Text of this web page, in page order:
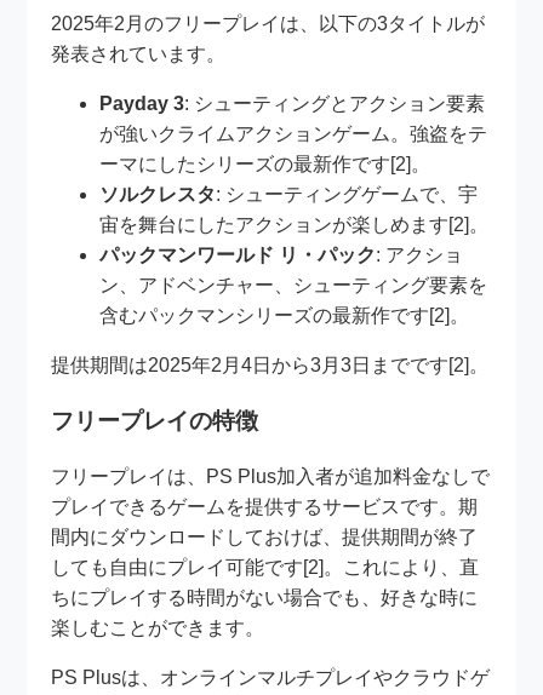
2025年2月のフリープレイは、以下の3タイトルが
発表されています。
Payday 3: シューティングとアクション要素
が強いクライムアクションゲーム。強盗をテ
ーマにしたシリーズの最新作です[2]。
ソルクレスタ: シューティングゲームで、宇
宙を舞台にしたアクションが楽しめます[2]。
パックマンワールド リ・パック: アクショ
ン、アドベンチャー、シューティング要素を
含むパックマンシリーズの最新作です[2]。
提供期間は2025年2月4日から3月3日までです[2]。
フリープレイの特徴
フリープレイは、PS Plus加入者が追加料金なしで
プレイできるゲームを提供するサービスです。期
間内にダウンロードしておけば、提供期間が終了
しても自由にプレイ可能です[2]。これにより、直
ちにプレイする時間がない場合でも、好きな時に
楽しむことができます。
PS Plusは、オンラインマルチプレイやクラウドゲ